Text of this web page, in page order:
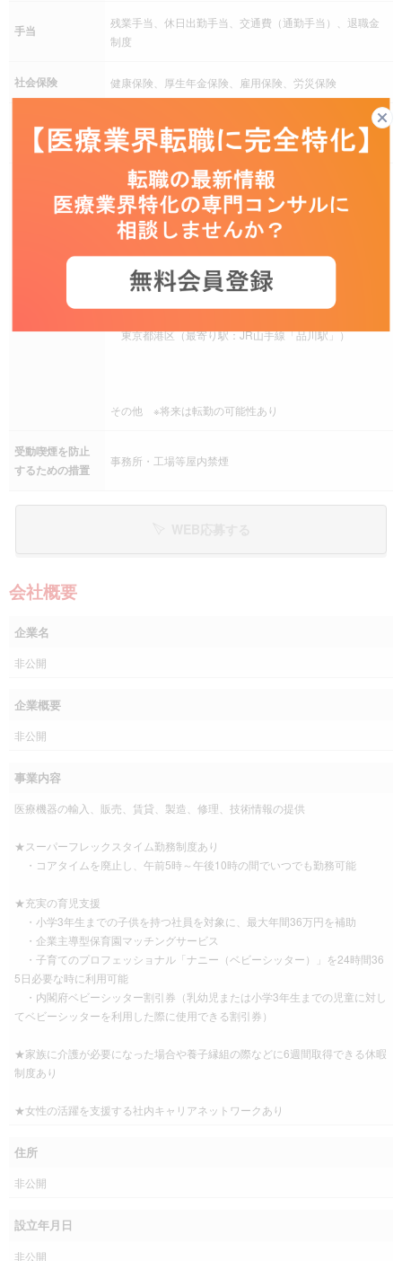
手当
残業手当、休日出勤手当、交通費（通勤手当）、退職金
制度
社会保険 健康保険、厚生年金保険、雇用保険、労災保険
福利厚生
育児支援制度、介護支援制度、従業員持株会、慶弔災害
見舞金制度、福利厚生サービス加入
勤務地は研修後に確定
※ご自宅から医療機関への直行直帰がメインの働き方とな
ります
＜勤務エリア＞
東京都・その他全国
東京都港区（最寄り駅：JR山手線「品川駅」）
その他 ※将来は転勤の可能性あり
受動喫煙を防止
するための措置
事務所・工場等屋内禁煙
会社概要
企業名
非公開
企業概要
非公開
事業内容
医療機器の輸入、販売、賃貸、製造、修理、技術情報の提供
★スーパーフレックスタイム勤務制度あり
・コアタイムを廃止し、午前5時～午後10時の間でいつでも勤務可能
★充実の育児支援
・小学3年生までの子供を持つ社員を対象に、最大年間36万円を補助
・企業主導型保育園マッチングサービス
・子育てのプロフェッショナル「ナニー（ベビーシッター）」を24時間36
5日必要な時に利用可能
・内閣府ベビーシッター割引券（乳幼児または小学3年生までの児童に対し
てベビーシッターを利用した際に使用できる割引券）
★家族に介護が必要になった場合や養子縁組の際などに6週間取得できる休暇
制度あり
★女性の活躍を支援する社内キャリアネットワークあり
住所
非公開
設立年月日
非公開